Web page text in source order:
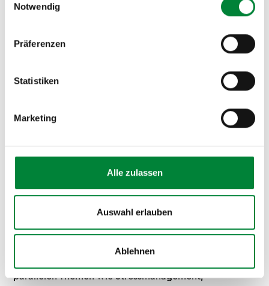
Notwendig
Präferenzen
Statistiken
Marketing
Alle zulassen
Auswahl erlauben
Ablehnen
im Anschluss
Gemeinsamer Tagesausklang mit Feedback &
Formate
Gemeinsam klären wir zuerst, wo dein Team steht und
Resilienz stärken oder die Kommunikation verbessern.
Darauf bauen wir ein maßgeschneidertes Konzept. Ein
typischer Ablauf beim unternehmensweiten Format:
parallelen Themen wie Stressmanagement,